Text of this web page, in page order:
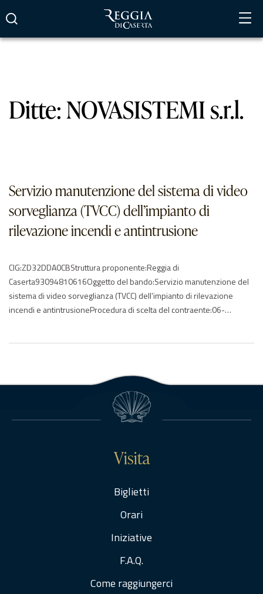
contenuto
Ditte:NOVASISTEMI s.r.l.
Servizio manutenzione del sistema di video
sorveglianza (TVCC) dell’impianto di
rilevazione incendi e antintrusione
CIG:ZD32DDA0CBStruttura proponente:Reggia di
Caserta93094810616Oggetto del bando:Servizio manutenzione del
sistema di video sorveglianza (TVCC) dell’impianto di rilevazione
incendi e antintrusioneProcedura di scelta del contraente:06-
operatori partecipantiCIAL s.r.l. – ITCONTROLSECURITY SISTEMI di
Visita
Biglietti
Orari
Iniziative
F.A.Q.
Come raggiungerci